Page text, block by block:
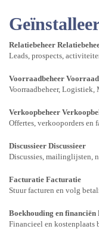
Relatiebeheer
Leads, prospects,
Voorraadbeheer
Voorraadbeheer, Logistiek,
Verkoopbeheer
Offertes, verkooporders en
Discussieer Discussieer
Discussies, mailinglijsten,
Facturatie Facturatie
Stuur facturen en volg
Boekhouding en financiën
Financieel en kostenplaats